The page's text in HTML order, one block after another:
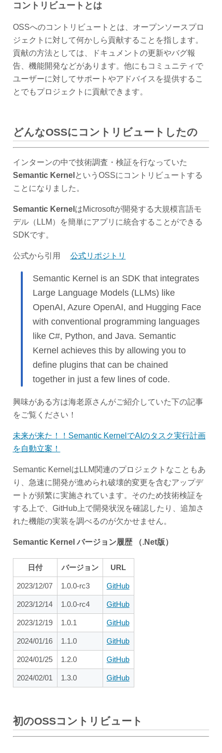
コントリビュートとは
OSSへのコントリビュートとは、オープンソースプロ
ジェクトに対して何かしら貢献することを指します。
貢献の方法としては、ドキュメントの更新やバグ報
告、機能開発などがあります。他にもコミュニティで
ユーザーに対してサポートやアドバイスを提供するこ
とでもプロジェクトに貢献できます。
どんなOSSにコントリビュートしたの
インターンの中で技術調査・検証を行なっていた
Semantic Kernel というOSSにコントリビュートする
ことになりました。
Semantic Kernel はMicrosoftが開発する大規模言語モ
デル（LLM）を簡単にアプリに統合することができる
SDKです。
公式から引用 公式リポジトリ
Semantic Kernel is an SDK that integrates
Large Language Models (LLMs) like
OpenAI, Azure OpenAI, and Hugging Face
with conventional programming languages
like C#, Python, and Java. Semantic
Kernel achieves this by allowing you to
define plugins that can be chained
together in just a few lines of code.
興味がある方は海老原さんがご紹介していた下の記事
をご覧ください！
未来が来た！！Semantic KernelでAIのタスク実行計画
を自動立案！
Semantic KernelはLLM関連のプロジェクトなこともあ
り、急速に開発が進められ破壊的変更を含むアップデ
ートが頻繁に実施されています。そのため技術検証を
する上で、GitHub上で開発状況を確認したり、追加さ
れた機能の実装を調べるのが欠かせません。
Semantic Kernel バージョン履歴 （.Net版）
日付 バージョン URL
2023/12/07 1.0.0-rc3 GitHub
2023/12/14 1.0.0-rc4 GitHub
2023/12/19 1.0.1 GitHub
2024/01/16 1.1.0 GitHub
2024/01/25 1.2.0 GitHub
2024/02/01 1.3.0 GitHub
初のOSSコントリビュート